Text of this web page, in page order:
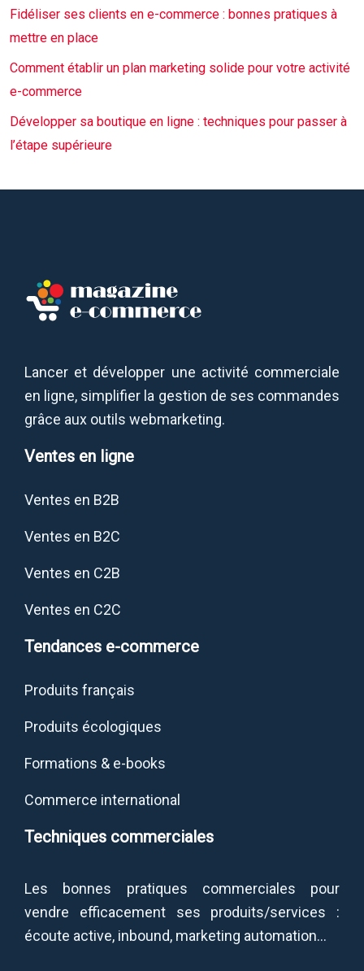
Fidéliser ses clients en e-commerce : bonnes pratiques à
mettre en place
Comment établir un plan marketing solide pour votre activité
e-commerce
Développer sa boutique en ligne : techniques pour passer à
l’étape supérieure
Lancer et développer une activité commerciale
en ligne, simplifier la gestion de ses commandes
grâce aux outils webmarketing.
Ventes en ligne
Ventes en B2B
Ventes en B2C
Ventes en C2B
Ventes en C2C
Tendances e-commerce
Produits français
Produits écologiques
Formations & e-books
Commerce international
Techniques commerciales
Les bonnes pratiques commerciales pour
vendre efficacement ses produits/services :
écoute active, inbound, marketing automation…